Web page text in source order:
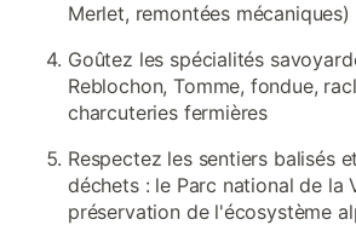
Merlet, remontées mécaniques)
Goûtez les spécialités
Reblochon, Tomme, fondue,
charcuteries fermières
Respectez les sentiers balisés
déchets : le Parc national de la
préservation de l'écosystème